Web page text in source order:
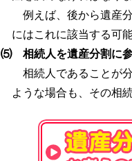
例えば、後から遺産
にはこれに該当する可
⑸ 相続人を遺産分割に参
相続人であることが
ような場合も、その相